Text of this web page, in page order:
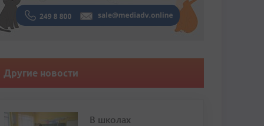
Другие новости
В школах